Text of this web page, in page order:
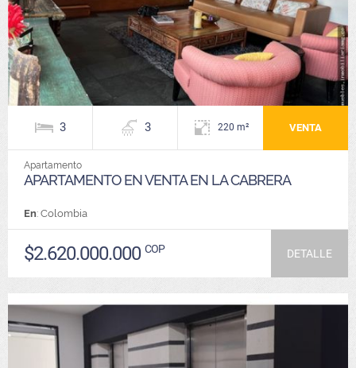
3 3 220 m² VENTA
Apartamento
APARTAMENTO EN VENTA EN LA CABRERA
En: Colombia
$2.620.000.000 COP DETALLE